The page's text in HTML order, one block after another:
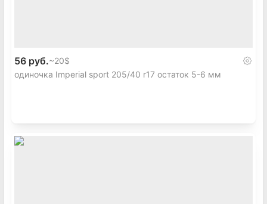
56 руб.~20$
одиночка Imperial sport 205/40 r17 остаток 5-6 мм